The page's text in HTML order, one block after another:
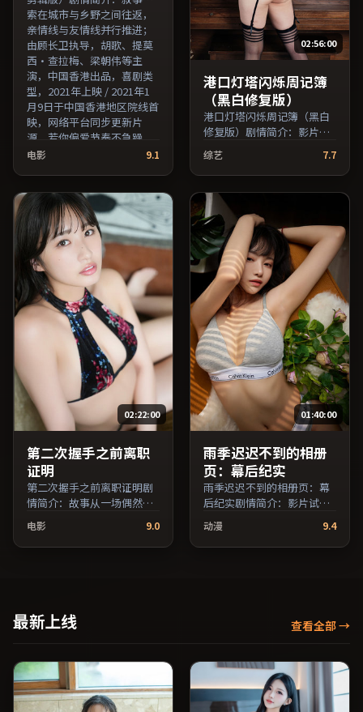
索在城市与乡野之间往返，
亲情线与友情线并行推进；
由顾长卫执导，胡歌、提莫
西·查拉梅、梁朝伟等主
演，中国香港出品，喜剧类
型，2021年上映 / 2021年1
月9日于中国香港地区院线首
映，网络平台同步更新片
源。若你偏爱节奏不急躁、
人物立体的作品，值得一
员交叉检索。）
电影 9.1
02:56:00
港口灯塔闪烁周记簿
（黑白修复版）
港口灯塔闪烁周记簿（黑白
修复版）剧情简介：影片以
冷静叙事铺陈人物处境，现
实压力与理想执念相互拉
扯；由奉俊昊执导，佛罗伦
斯·珀、吴京、蒋雯丽等主
演，日本出品，战争类型，
2018年上映 / 2018年4月28
日于日本地区院线首映，网
络平台同步更新片源。影片
信息含剧情简介与主创阵
容，便于检索与比对。（国
产影视资源大全免费条目索
引，支持片名与演员交叉检
索。）
综艺 7.7
02:22:00
第二次握手之前离职
证明
第二次握手之前离职证明剧
情简介：故事从一场偶然相
遇切入，时代变迁作为隐性
背景贯穿始终；由刁亦男执
导，鲁妮·玛拉、章子怡、
地区院线首映，网络平台同
步更新片源。上线后可持续
费条目索引，支持片名与演
员交叉检索。）
电影 9.0
01:40:00
雨季迟迟不到的相册
页：幕后纪实
雨季迟迟不到的相册页：幕
后纪实剧情简介：影片试图
追问「归属」与「告别」的
主题，人物关系在误会与和
解中演进；由宁浩执导，役
映，网络平台同步更新片
（国产影视资源大全免费条
目索引，支持片名与演员交
叉检索。）
动漫 9.4
最新上线 查看全部→